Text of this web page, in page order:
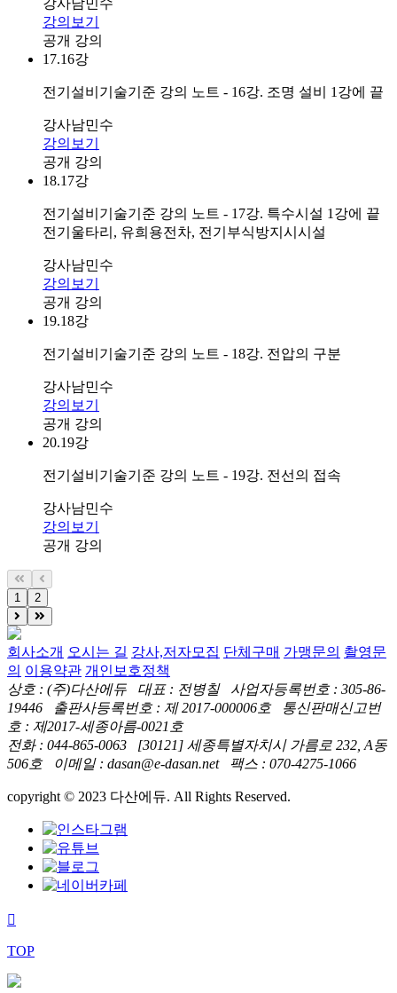
강의보기
공개 강의
17.16강
전기설비기술기준 강의 노트 - 16강. 조명 설비 1강에 끝
강사남민수
강의보기
공개 강의
18.17강
전기설비기술기준 강의 노트 - 17강. 특수시설 1강에 끝
전기울타리, 유희용전차, 전기부식방지시시설
강사남민수
강의보기
공개 강의
19.18강
전기설비기술기준 강의 노트 - 18강. 전압의 구분
강사남민수
강의보기
공개 강의
20.19강
전기설비기술기준 강의 노트 - 19강. 전선의 접속
강사남민수
강의보기
공개 강의
1 2
회사소개 오시는 길 강사,저자모집 단체구매 가맹문의 촬영문
의 이용약관 개인보호정책
상호 : (주)다산에듀 대표 : 전병칠 사업자등록번호 : 305-86-
19446 출판사등록번호 : 제 2017-000006호 통신판매신고번
호 : 제2017-세종아름-0021호
전화 : 044-865-0063 [30121] 세종특별자치시 가름로 232, A동
506호 이메일 : dasan@e-dasan.net 팩스 : 070-4275-1066
copyright © 2023 다산에듀. All Rights Reserved.
TOP